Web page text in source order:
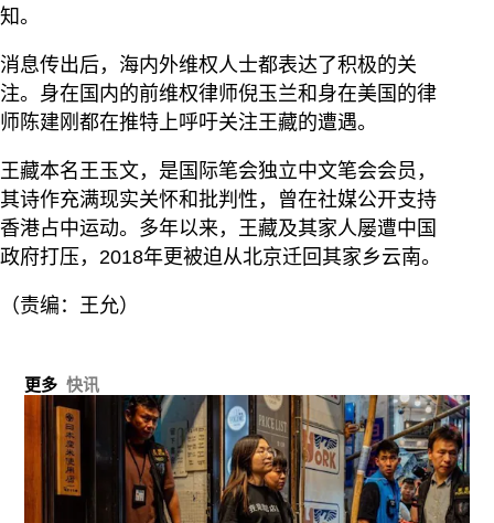
知。
消息传出后，海内外维权人士都表达了积极的关
注。身在国内的前维权律师倪玉兰和身在美国的律
师陈建刚都在推特上呼吁关注王藏的遭遇。
王藏本名王玉文，是国际笔会独立中文笔会会员，
其诗作充满现实关怀和批判性，曾在社媒公开支持
香港占中运动。多年以来，王藏及其家人屡遭中国
政府打压，2018年更被迫从北京迁回其家乡云南。
（责编：王允）
更多 快讯